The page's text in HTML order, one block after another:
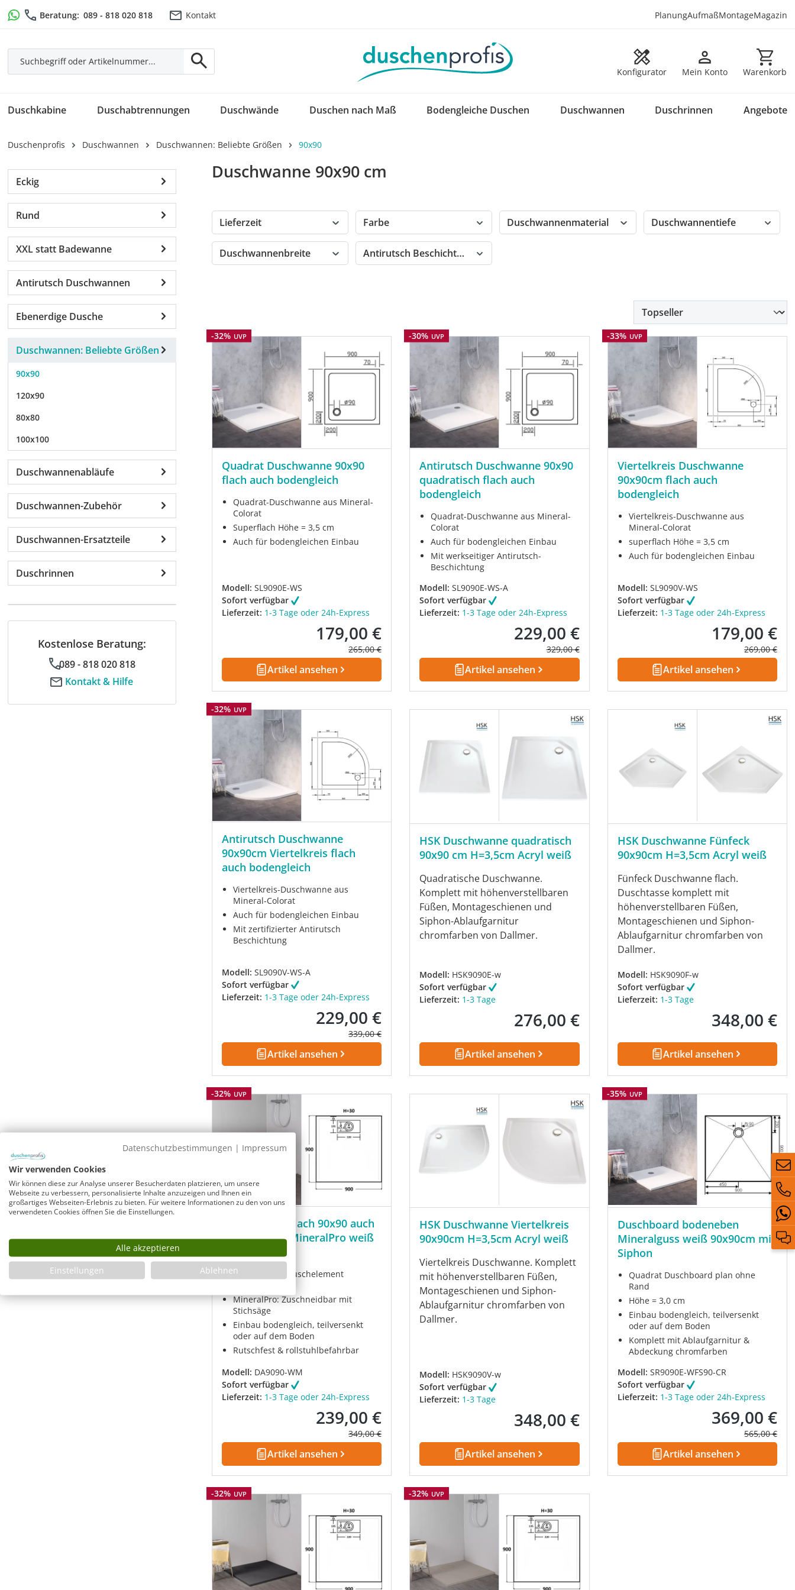
Hauptinhalt springen
Zur Suche springen
Zur Hauptnavigation springen
Beratung: 089 - 818 020 818 Kontakt PlanungAufmaßMontageMagazin
Konfigurator Mein Konto Warenkorb
Warenkorb
Duschkabine Duschabtrennungen Duschwände Duschen nach Maß Bodengleiche Duschen Duschwannen Duschrinnen Angebote
Duschenprofis Duschwannen Duschwannen: Beliebte Größen 90x90
Eckig
Rund
XXL statt Badewanne
Antirutsch Duschwannen
Ebenerdige Dusche
Duschwannen: Beliebte Größen
90x90
120x90
80x80
100x100
Duschwannenabläufe
Duschwannen-Zubehör
Duschwannen-Ersatzteile
Duschrinnen
Kostenlose Beratung:
089 - 818 020 818
Kontakt & Hilfe
Duschwanne 90x90 cm
Lieferzeit Farbe Duschwannenmaterial Duschwannentiefe
Duschwannenbreite Antirutsch Beschichtung
Rabatt
-32% UVP
Quadrat Duschwanne 90x90
flach auch bodengleich
Quadrat-Duschwanne aus Mineral-
Colorat
Superflach Höhe = 3,5 cm
Auch für bodengleichen Einbau
Modell: SL9090E-WS
Sofort verfügbar
Lieferzeit: 1-3 Tage oder 24h-Express
Verkaufspreis:
179,00 €
Regulärer Preis:
265,00 €
Artikel ansehen
Rabatt
-30% UVP
Antirutsch Duschwanne 90x90
quadratisch flach auch
bodengleich
Quadrat-Duschwanne aus Mineral-
Colorat
Auch für bodengleichen Einbau
Mit werkseitiger Antirutsch-
Beschichtung
Modell: SL9090E-WS-A
Sofort verfügbar
Lieferzeit: 1-3 Tage oder 24h-Express
Verkaufspreis:
229,00 €
Regulärer Preis:
329,00 €
Artikel ansehen
Rabatt
-33% UVP
Viertelkreis Duschwanne
90x90cm flach auch
bodengleich
Viertelkreis-Duschwanne aus
Mineral-Colorat
superflach Höhe = 3,5 cm
Auch für bodengleichen Einbau
Modell: SL9090V-WS
Sofort verfügbar
Lieferzeit: 1-3 Tage oder 24h-Express
Verkaufspreis:
179,00 €
Regulärer
269,00 €
Artikel ansehen
Rabatt
-32% UVP
Antirutsch Duschwanne
90x90cm Viertelkreis flach
auch bodengleich
Viertelkreis-Duschwanne aus
Mineral-Colorat
Auch für bodengleichen Einbau
Mit zertifizierter Antirutsch
Beschichtung
Modell: SL9090V-WS-A
Sofort verfügbar
Lieferzeit: 1-3 Tage oder 24h-Express
Verkaufspreis:
229,00 €
Regulärer Preis:
339,00 €
Artikel ansehen
HSK Duschwanne quadratisch
90x90 cm H=3,5cm Acryl weiß
Quadratische Duschwanne.
Komplett mit höhenverstellbaren
Füßen, Montageschienen und
Siphon-Ablaufgarnitur
chromfarben von Dallmer.
Modell: HSK9090E-w
Sofort verfügbar
Lieferzeit: 1-3 Tage
Regulärer Preis:
276,00 €
Artikel ansehen
HSK Duschwanne Fünfeck
90x90cm H=3,5cm Acryl weiß
Fünfeck Duschwanne flach.
Duschtasse komplett mit
höhenverstellbaren Füßen,
Montageschienen und Siphon-
Ablaufgarnitur chromfarben von
Dallmer.
Modell: HSK9090F-w
Sofort verfügbar
Lieferzeit: 1-3 Tage
Regulärer Preis:
348,00 €
Artikel ansehen
Rabatt
-32% UVP
Duschwanne flach 90x90 auch
bodengleich, MineralPro weiß
Edles Design Duschelement
MineralPro: Zuschneidbar mit
Stichsäge
Einbau bodengleich, teilversenkt
oder auf dem Boden
Rutschfest & rollstuhlbefahrbar
Modell: DA9090-WM
Sofort verfügbar
Lieferzeit: 1-3 Tage oder 24h-Express
Verkaufspreis:
239,00 €
Regulärer Preis:
349,00 €
Artikel ansehen
HSK Duschwanne Viertelkreis
90x90cm H=3,5cm Acryl weiß
Viertelkreis Duschwanne. Komplett
mit höhenverstellbaren Füßen,
Montageschienen und Siphon-
Ablaufgarnitur chromfarben von
Dallmer.
Modell: HSK9090V-w
Sofort verfügbar
Lieferzeit: 1-3 Tage
Regulärer Preis:
348,00 €
Artikel ansehen
Rabatt
-35% UVP
Duschboard bodeneben
Mineralguss weiß 90x90cm mit
Siphon
Quadrat Duschboard plan ohne
Rand
Höhe = 3,0 cm
Einbau bodengleich, teilversenkt
oder auf dem Boden
Komplett mit Ablaufgarnitur &
Abdeckung chromfarben
Modell: SR9090E-WFS90-CR
Sofort verfügbar
Lieferzeit: 1-3 Tage oder 24h-Express
Verkaufspreis:
369,00 €
Regulärer
565,00 €
Artikel ansehen
Rabatt
-32% UVP Rabatt
-32% UVP
Datenschutzbestimmungen | Impressum
Wir verwenden Cookies
Wir können diese zur Analyse unserer Besucherdaten platzieren, um unsere
Webseite zu verbessern, personalisierte Inhalte anzuzeigen und Ihnen ein
großartiges Webseiten-Erlebnis zu bieten. Für weitere Informationen zu den von uns
verwendeten Cookies öffnen Sie die Einstellungen.
Alle akzeptieren
Einstellungen
Ablehnen